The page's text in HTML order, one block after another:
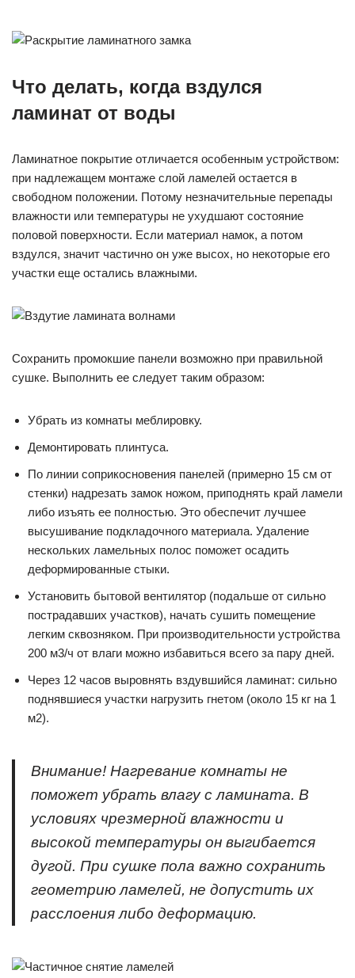
Что делать, когда вздулся
ламинат от воды
Ламинатное покрытие отличается особенным устройством:
при надлежащем монтаже слой ламелей остается в
свободном положении. Потому незначительные перепады
влажности или температуры не ухудшают состояние
половой поверхности. Если материал намок, а потом
вздулся, значит частично он уже высох, но некоторые его
участки еще остались влажными.
Сохранить промокшие панели возможно при правильной
сушке. Выполнить ее следует таким образом:
Убрать из комнаты меблировку.
Демонтировать плинтуса.
По линии соприкосновения панелей (примерно 15 см от
стенки) надрезать замок ножом, приподнять край ламели
либо изъять ее полностью. Это обеспечит лучшее
высушивание подкладочного материала. Удаление
нескольких ламельных полос поможет осадить
деформированные стыки.
Установить бытовой вентилятор (подальше от сильно
пострадавших участков), начать сушить помещение
легким сквозняком. При производительности устройства
200 м3/ч от влаги можно избавиться всего за пару дней.
Через 12 часов выровнять вздувшийся ламинат: сильно
поднявшиеся участки нагрузить гнетом (около 15 кг на 1
м2).
Внимание! Нагревание комнаты не
поможет убрать влагу с ламината. В
условиях чрезмерной влажности и
высокой температуры он выгибается
дугой. При сушке пола важно сохранить
геометрию ламелей, не допустить их
расслоения либо деформацию.